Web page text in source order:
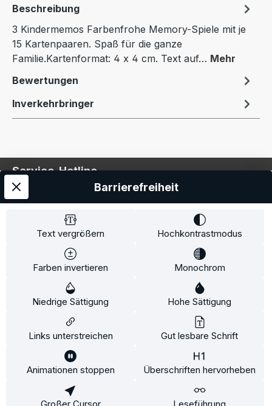
Beschreibung
3 Kindermemos Farbenfrohe Memory-Spiele mit je
15 Kartenpaaren. Spaß für die ganze
Familie.Kartenformat: 4 x 4 cm. Text auf… Mehr
Bewertungen
Inverkehrbringer
Service-Hotline
Service
Information
* Alle Preise inkl. gesetzl. Mehrwertsteuer zzgl.
und ggf. Nachnahmegebühren, wenn
Text vergrößern Hochkontrastmodus
Farben invertieren Monochrom
Niedrige Sättigung Hohe Sättigung
Links unterstreichen Gut lesbare Schrift
Animationen stoppen Überschriften hervorheben
Barrierefreiheit
Diese Website verwendet Cookies, um eine bestmögliche
Erfahrung bieten zu können.
Mehr Informationen ...